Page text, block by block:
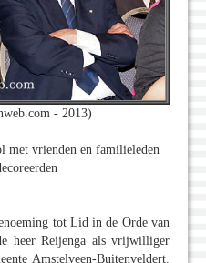
- 2013)
met vrienden en familieleden
tot Lid in de Orde van
heer Reijenga als vrijwilliger
Amstelveen-Buitenveldert.